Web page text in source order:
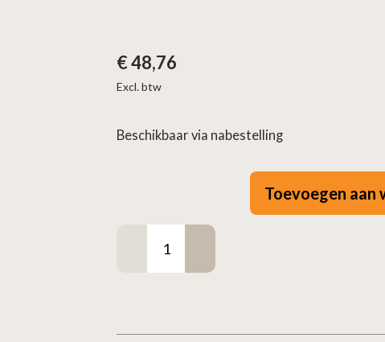
Excl. btw
€48,76
Beschikbaar via nabestelling
aansluitstuk
RVS
Toevoegen aan